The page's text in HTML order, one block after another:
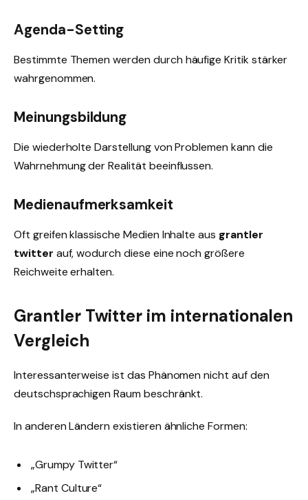
Agenda-Setting
Bestimmte Themen werden durch häufige Kritik stärker
wahrgenommen.
Meinungsbildung
Die wiederholte Darstellung von Problemen kann die
Wahrnehmung der Realität beeinflussen.
Medienaufmerksamkeit
Oft greifen klassische Medien Inhalte aus grantler
twitter auf, wodurch diese eine noch größere
Reichweite erhalten.
Grantler Twitter im internationalen
Vergleich
Interessanterweise ist das Phänomen nicht auf den
deutschsprachigen Raum beschränkt.
In anderen Ländern existieren ähnliche Formen:
„Grumpy Twitter“
„Rant Culture“